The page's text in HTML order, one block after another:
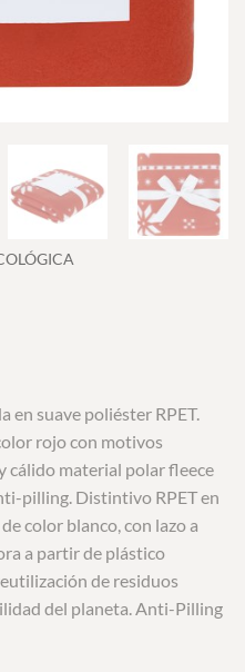
en suave poliéster RPET.
rojo con motivos
cálido material polar fleece
pilling. Distintivo RPET en
color blanco, con lazo a
a partir de plástico
de residuos
del planeta. Anti-Pilling